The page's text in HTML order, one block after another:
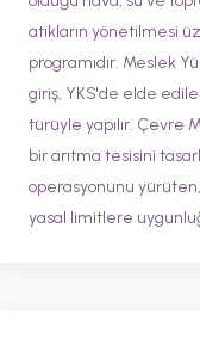
atıkların yönetilmesi
programıdır. Meslek
giriş, YKS'de elde
türüyle yapılır. Çevre
bir arıtma tesisini
operasyonunu
yasal limitlere